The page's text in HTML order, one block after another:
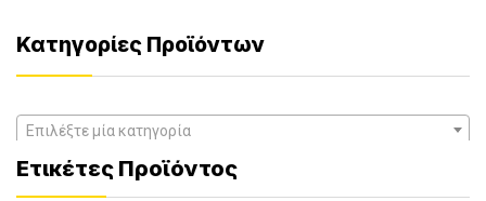
Κατηγορίες Προϊόντων
Επιλέξτε μία κατηγορία
Ετικέτες Προϊόντος